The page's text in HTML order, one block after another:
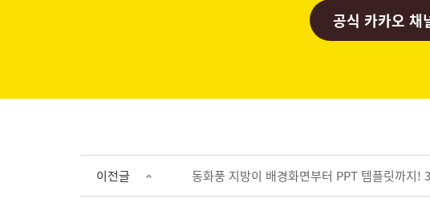
공식 카카오 채
이전글 동화풍 지방이 배경화면부터 PPT 템플릿까지!